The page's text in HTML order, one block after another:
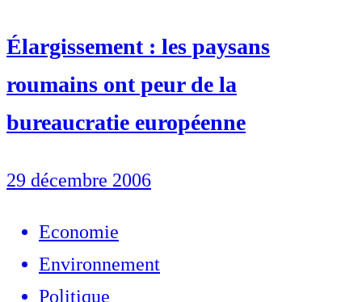
Élargissement : les paysans
roumains ont peur de la
bureaucratie européenne
29 décembre 2006
Economie
Environnement
Politique